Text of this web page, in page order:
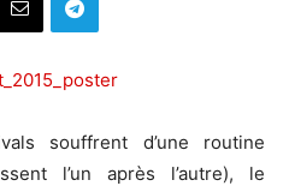
souffrent d’une routine
l’un après l’autre), le